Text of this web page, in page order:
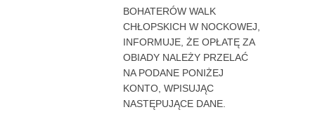
BOHATERÓW WALK
CHŁOPSKICH W NOCKOWEJ,
INFORMUJE, ŻE OPŁATĘ ZA
OBIADY NALEŻY PRZELAĆ
NA PODANE PONIŻEJ
KONTO, WPISUJĄC
NASTĘPUJĄCE DANE.